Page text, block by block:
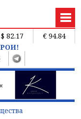
$ 82.17
€ 94.84